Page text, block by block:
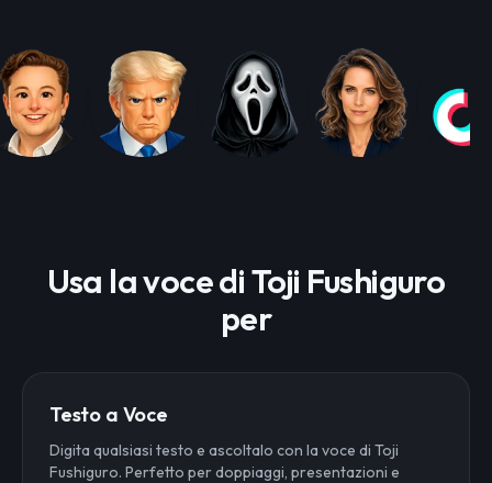
Usa la voce di Toji Fushiguro
per
Testo a Voce
Digita qualsiasi testo e ascoltalo con la voce di Toji
Fushiguro. Perfetto per doppiaggi, presentazioni e